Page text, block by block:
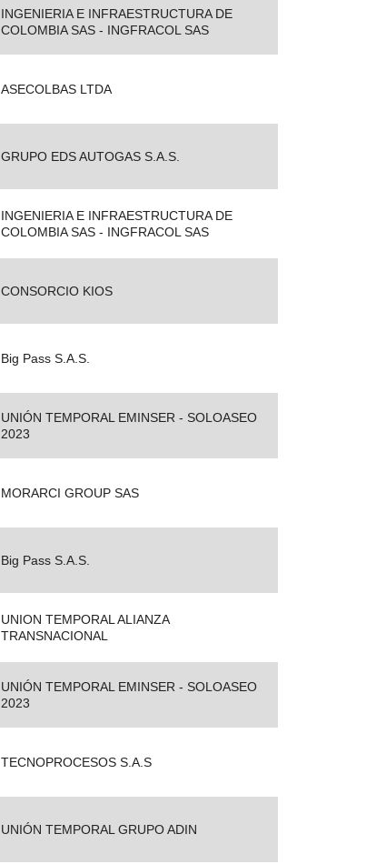
INGENIERIA E INFRAESTRUCTURA DE
COLOMBIA SAS - INGFRACOL SAS
ASECOLBAS LTDA
GRUPO EDS AUTOGAS S.A.S.
INGENIERIA E INFRAESTRUCTURA DE
COLOMBIA SAS - INGFRACOL SAS
CONSORCIO KIOS
Big Pass S.A.S.
UNIÓN TEMPORAL EMINSER - SOLOASEO
2023
MORARCI GROUP SAS
Big Pass S.A.S.
UNION TEMPORAL ALIANZA
TRANSNACIONAL
UNIÓN TEMPORAL EMINSER - SOLOASEO
2023
TECNOPROCESOS S.A.S
UNIÓN TEMPORAL GRUPO ADIN